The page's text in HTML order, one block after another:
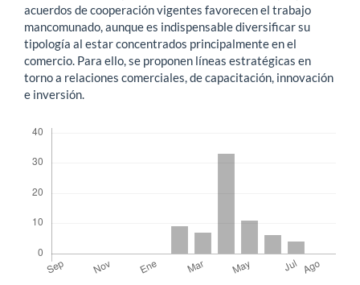
acuerdos de cooperación vigentes favorecen el trabajo
mancomunado, aunque es indispensable diversificar su
tipología al estar concentrados principalmente en el
comercio. Para ello, se proponen líneas estratégicas en
torno a relaciones comerciales, de capacitación, innovación
e inversión.